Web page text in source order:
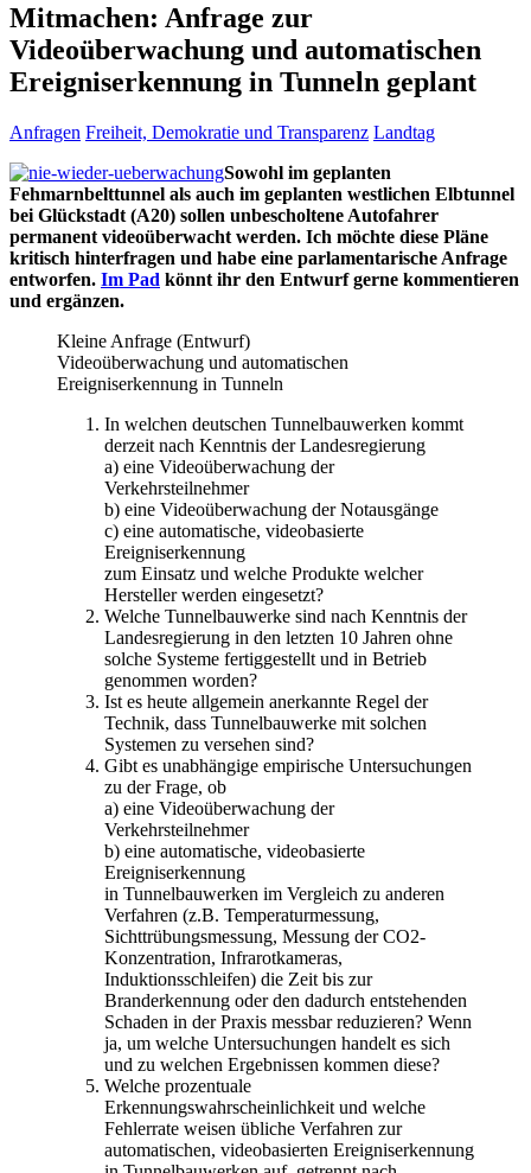
Mitmachen: Anfrage zur
Videoüberwachung und automatischen
Ereigniserkennung in Tunneln geplant
Anfragen Freiheit, Demokratie und Transparenz Landtag
Sowohl im geplanten
Fehmarnbelttunnel als auch im geplanten westlichen Elbtunnel
bei Glückstadt (A20) sollen unbescholtene Autofahrer
permanent videoüberwacht werden. Ich möchte diese Pläne
kritisch hinterfragen und habe eine parlamentarische Anfrage
entworfen. Im Pad könnt ihr den Entwurf gerne kommentieren
und ergänzen.
Kleine Anfrage (Entwurf)
Videoüberwachung und automatischen
Ereigniserkennung in Tunneln
In welchen deutschen Tunnelbauwerken kommt
derzeit nach Kenntnis der Landesregierung
a) eine Videoüberwachung der
Verkehrsteilnehmer
b) eine Videoüberwachung der Notausgänge
c) eine automatische, videobasierte
Ereigniserkennung
zum Einsatz und welche Produkte welcher
Hersteller werden eingesetzt?
Welche Tunnelbauwerke sind nach Kenntnis der
Landesregierung in den letzten 10 Jahren ohne
solche Systeme fertiggestellt und in Betrieb
genommen worden?
Ist es heute allgemein anerkannte Regel der
Technik, dass Tunnelbauwerke mit solchen
Systemen zu versehen sind?
Gibt es unabhängige empirische Untersuchungen
zu der Frage, ob
a) eine Videoüberwachung der
Verkehrsteilnehmer
b) eine automatische, videobasierte
Ereigniserkennung
in Tunnelbauwerken im Vergleich zu anderen
Verfahren (z.B. Temperaturmessung,
Sichttrübungsmessung, Messung der CO2-
Konzentration, Infrarotkameras,
Induktionsschleifen) die Zeit bis zur
Branderkennung oder den dadurch entstehenden
Schaden in der Praxis messbar reduzieren? Wenn
ja, um welche Untersuchungen handelt es sich
und zu welchen Ergebnissen kommen diese?
Welche prozentuale
Erkennungswahrscheinlichkeit und welche
Fehlerrate weisen übliche Verfahren zur
automatischen, videobasierten Ereigniserkennung